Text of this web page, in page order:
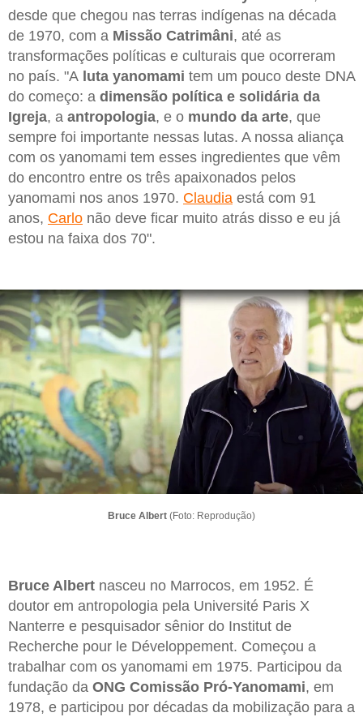
desde que chegou nas terras indígenas na década
de 1970, com a Missão Catrimâni, até as
transformações políticas e culturais que ocorreram
no país. "A luta yanomami tem um pouco deste DNA
do começo: a dimensão política e solidária da
Igreja, a antropologia, e o mundo da arte, que
sempre foi importante nessas lutas. A nossa aliança
com os yanomami tem esses ingredientes que vêm
do encontro entre os três apaixonados pelos
yanomami nos anos 1970. Claudia está com 91
anos, Carlo não deve ficar muito atrás disso e eu já
estou na faixa dos 70".
Bruce Albert (Foto: Reprodução)
Bruce Albert nasceu no Marrocos, em 1952. É
doutor em antropologia pela Université Paris X
Nanterre e pesquisador sênior do Institut de
Recherche pour le Développement. Começou a
trabalhar com os yanomami em 1975. Participou da
fundação da ONG Comissão Pró-Yanomami, em
1978, e participou por décadas da mobilização para a